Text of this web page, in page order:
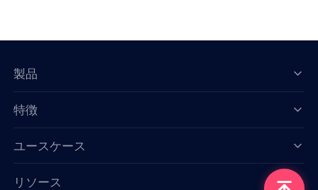
製品
特徴
ユースケース
リソース